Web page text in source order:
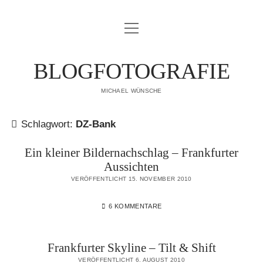
IMPRESSUM
Menü
öffnen
BLOGFOTOGRAFIE
MICHAEL WÜNSCHE
Schlagwort: DZ-Bank
Ein kleiner Bildernachschlag – Frankfurter
Aussichten
VERÖFFENTLICHT 15. NOVEMBER 2010
6 KOMMENTARE
Frankfurter Skyline – Tilt & Shift
VERÖFFENTLICHT 6. AUGUST 2010